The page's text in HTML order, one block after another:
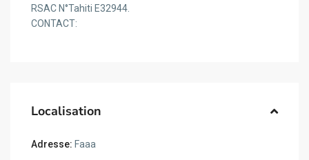
RSAC N°Tahiti E32944.
CONTACT:
Localisation
Adresse: Faaa